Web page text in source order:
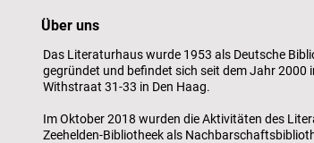
Über uns
Das Literaturhaus wurde 1953 als Deutsche
gegründet und befindet sich seit dem Jahr 2000
Withstraat 31-33 in Den Haag.
Im Oktober 2018 wurden die Aktivitäten des
Zeehelden-Bibliotheek als